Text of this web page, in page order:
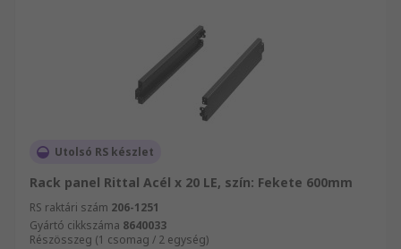
Utolsó RS készlet
Rack panel Rittal Acél x 20 LE, szín: Fekete 600mm
RS raktári szám 206-1251
Gyártó cikkszáma 8640033
Részösszeg (1 csomag / 2 egység)